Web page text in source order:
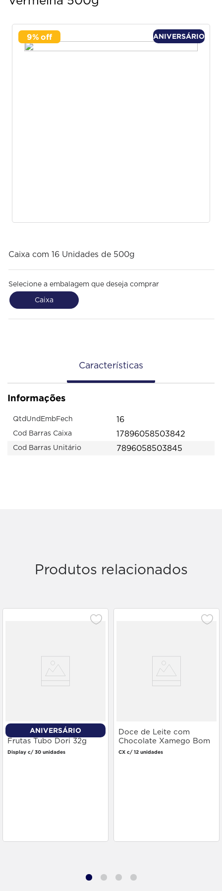
ANIVERSÁRIO
9%
Caixa com 16 Unidades de 500g
Selecione a embalagem que deseja comprar
Caixa
Características
Informações
QtdUndEmbFech 16
Cod Barras Caixa 17896058503842
Cod Barras Unitário 7896058503845
Produtos relacionados
ANIVERSÁRIO
Bala de Goma Gomets
Frutas Tubo Dori 32g
Display c/ 30 unidades
Doce de Leite com
Chocolate Xamego Bom
Pote 400g
CX c/ 12 unidades